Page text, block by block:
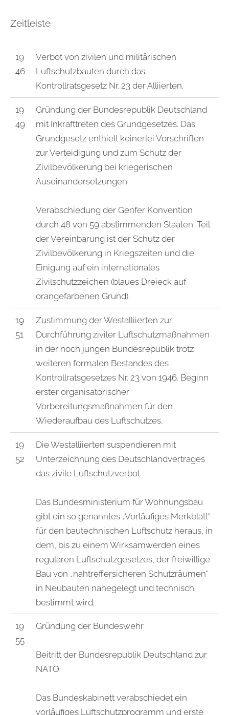
Zeitleiste
19
46
Verbot von zivilen und militärischen
Luftschutzbauten durch das
Kontrollratsgesetz Nr. 23 der Alliierten.
19
49
Gründung der Bundesrepublik Deutschland
mit Inkrafttreten des Grundgesetzes. Das
Grundgesetz enthielt keinerlei Vorschriften
zur Verteidigung und zum Schutz der
Zivilbevölkerung bei kriegerischen
Auseinandersetzungen.
Verabschiedung der Genfer Konvention
durch 48 von 59 abstimmenden Staaten. Teil
der Vereinbarung ist der Schutz der
Zivilbevölkerung in Kriegszeiten und die
Einigung auf ein internationales
Zivilschutzzeichen (blaues Dreieck auf
orangefarbenen Grund).
19
51
Zustimmung der Westalliierten zur
Durchführung ziviler Luftschutzmaßnahmen
in der noch jungen Bundesrepublik trotz
weiteren formalen Bestandes des
Kontrollratsgesetzes Nr. 23 von 1946. Beginn
erster organisatorischer
Vorbereitungsmaßnahmen für den
Wiederaufbau des Luftschutzes.
19
52
Die Westalliierten suspendieren mit
Unterzeichnung des Deutschlandvertrages
das zivile Luftschutzverbot.
Das Bundesministerium für Wohnungsbau
gibt ein so genanntes „Vorläufiges Merkblatt“
für den bautechnischen Luftschutz heraus, in
dem, bis zu einem Wirksamwerden eines
regulären Luftschutzgesetzes, der freiwillige
Bau von „nahtreffersicheren Schutzräumen“
in Neubauten nahegelegt und technisch
bestimmt wird.
19
55
Gründung der Bundeswehr
Beitritt der Bundesrepublik Deutschland zur
NATO
Das Bundeskabinett verabschiedet ein
vorläufiges Luftschutzprogramm und erste